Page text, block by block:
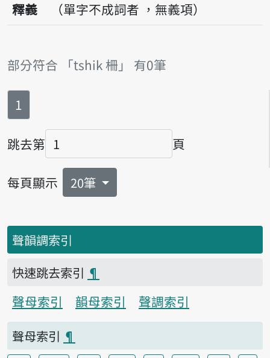
釋義
（單字不成詞者 ，無義項）
部分符合 「tshik 柵」 有0筆
第
1
跳去第
頁碼
頁
每頁顯示 20筆
聲韻調索引
快速跳去索引 ¶
聲母索引
韻母索引
聲調索引
聲母索引 ¶